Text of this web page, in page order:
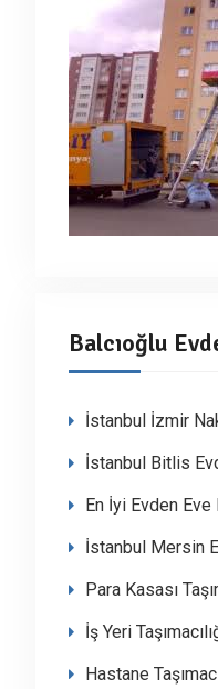
Balcıoğlu
İstanbul İzmir
İstanbul Bitlis
En İyi Evden
İstanbul Mersin
Para Kasası
İş Yeri
Hastane